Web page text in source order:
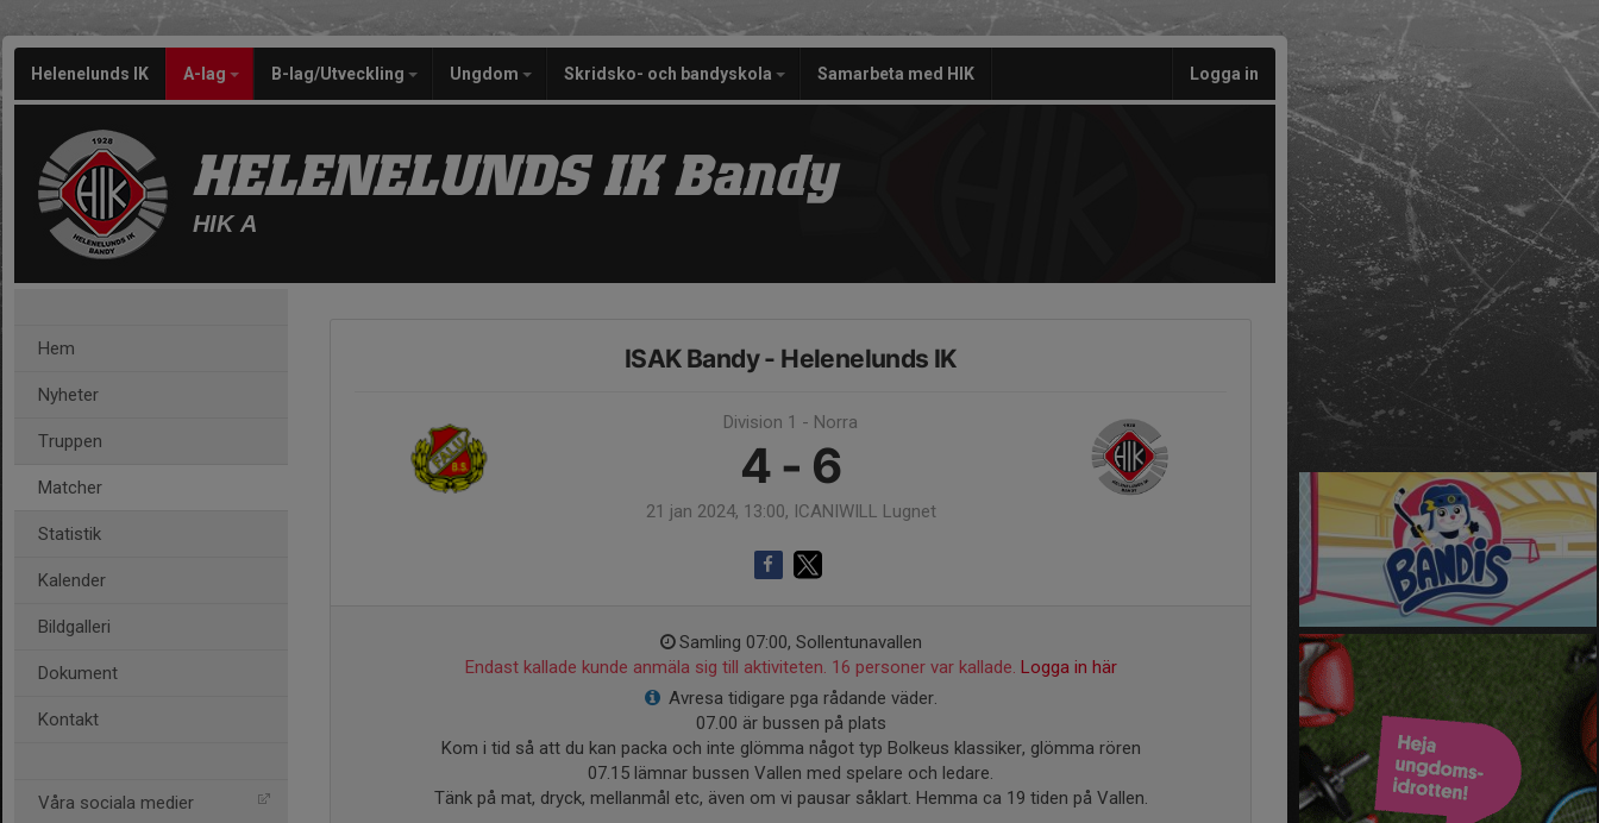
Helenelunds IK A-lag B-lag/Utveckling Ungdom Skridsko- och bandyskola Samarbeta med HIK Logga in
HELENELUNDS IK Bandy
HIK A
Hem
Nyheter
Truppen
Matcher
Statistik
Kalender
Bildgalleri
Dokument
Kontakt
Våra sociala medier
ISAK Bandy - Helenelunds IK
Division 1 - Norra
4 - 6
21 jan 2024, 13:00, ICANIWILL Lugnet
Samling 07:00, Sollentunavallen
Endast kallade kunde anmäla sig till aktiviteten. 16 personer var kallade. Logga in här
Avresa tidigare pga rådande väder.
07.00 är bussen på plats
Kom i tid så att du kan packa och inte glömma något typ Bolkeus klassiker, glömma rören
07.15 lämnar bussen Vallen med spelare och ledare.
Tänk på mat, dryck, mellanmål etc, även om vi pausar såklart. Hemma ca 19 tiden på Vallen.